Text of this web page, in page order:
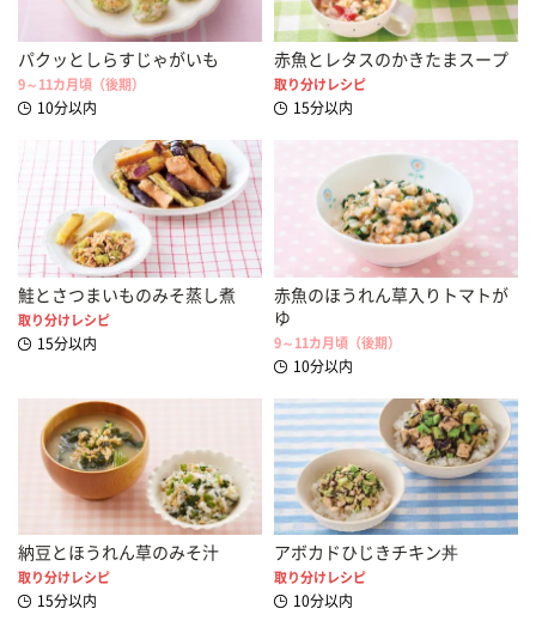
パクッとしらすじゃがいも
9～11カ月頃（後期）
10分以内
赤魚とレタスのかきたまスープ
取り分けレシピ
15分以内
鮭とさつまいものみそ蒸し煮
取り分けレシピ
15分以内
赤魚のほうれん草入りトマトが
ゆ
9～11カ月頃（後期）
10分以内
納豆とほうれん草のみそ汁
取り分けレシピ
15分以内
アボカドひじきチキン丼
取り分けレシピ
10分以内